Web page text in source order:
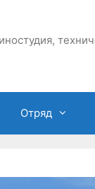
Отряд